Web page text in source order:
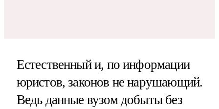
Естественный и, по информации
юристов, законов не нарушающий.
Ведь данные вузом добыты без